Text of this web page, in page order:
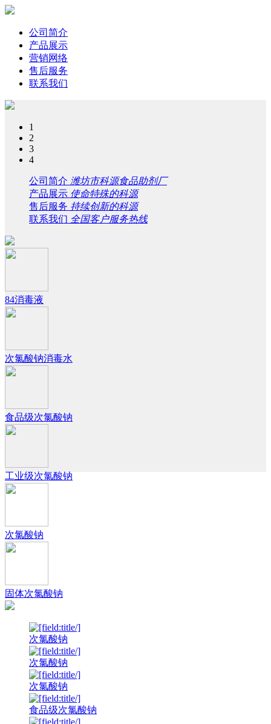
公司简介
产品展示
营销网络
售后服务
联系我们
1
2
3
4
公司简介 潍坊市科源食品助剂厂
产品展示 使命特殊的科源
售后服务 持续创新的科源
联系我们 全国客户服务热线
84消毒液
次氯酸钠消毒水
食品级次氯酸钠
工业级次氯酸钠
次氯酸钠
固体次氯酸钠
次氯酸钠
次氯酸钠
次氯酸钠
食品级次氯酸钠